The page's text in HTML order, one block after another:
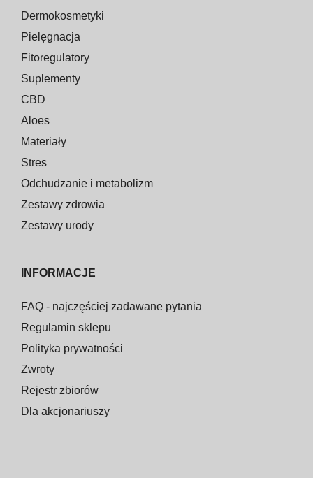
Dermokosmetyki
Pielęgnacja
Fitoregulatory
Suplementy
CBD
Aloes
Materiały
Stres
Odchudzanie i metabolizm
Zestawy zdrowia
Zestawy urody
INFORMACJE
FAQ - najczęściej zadawane pytania
Regulamin sklepu
Polityka prywatności
Zwroty
Rejestr zbiorów
Dla akcjonariuszy